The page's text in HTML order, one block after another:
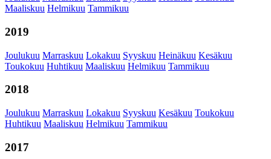
Maaliskuu Helmikuu Tammikuu
2019
Joulukuu Marraskuu Lokakuu Syyskuu Heinäkuu Kesäkuu
Toukokuu Huhtikuu Maaliskuu Helmikuu Tammikuu
2018
Joulukuu Marraskuu Lokakuu Syyskuu Kesäkuu Toukokuu
Huhtikuu Maaliskuu Helmikuu Tammikuu
2017